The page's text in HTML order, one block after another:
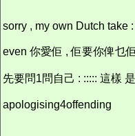
sorry , my own Dutch take :
even 你愛佢 , 佢要你俾乜
先要問1問自己 : ::::: 這樣
apologising4offending